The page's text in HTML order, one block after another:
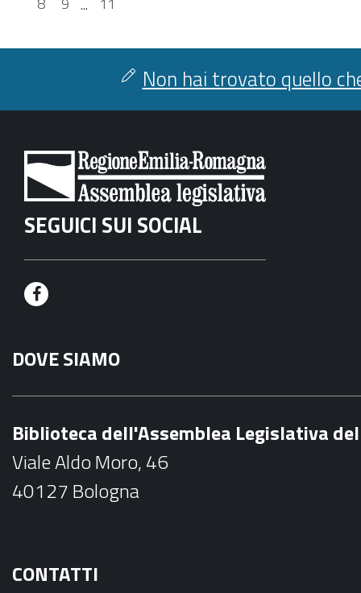
Non hai trovato quello
SEGUICI SUI SOCIAL
F
c
e
o
k
DOVE SIAMO
Biblioteca dell'Assemblea Legislativa
Viale Aldo Moro, 46
40127 Bologna
CONTATTI